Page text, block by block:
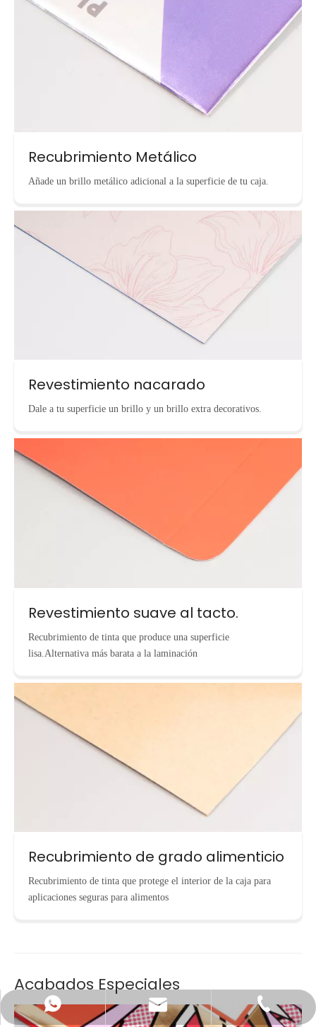
Recubrimiento Metálico
Añade un brillo metálico adicional a la superficie de tu caja.
Revestimiento nacarado
Dale a tu superficie un brillo y un brillo extra decorativos.
Revestimiento suave al tacto.
Recubrimiento de tinta que produce una superficie
lisa.Alternativa más barata a la laminación
Recubrimiento de grado alimenticio
Recubrimiento de tinta que protege el interior de la caja para
aplicaciones seguras para alimentos
Acabados Especiales
Contactar vía WhatsApp
info@cnecopackaging.com
+86-15221732206